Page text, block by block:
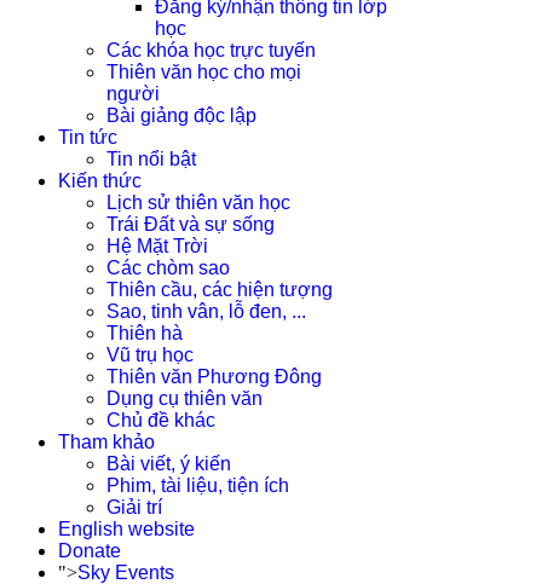
Đăng ký/nhận thông tin lớp
học
Các khóa học trực tuyến
Thiên văn học cho mọi
người
Bài giảng độc lập
Tin tức
Tin nổi bật
Kiến thức
Lịch sử thiên văn học
Trái Đất và sự sống
Hệ Mặt Trời
Các chòm sao
Thiên cầu, các hiện tượng
Sao, tinh vân, lỗ đen, ...
Thiên hà
Vũ trụ học
Thiên văn Phương Đông
Dụng cụ thiên văn
Chủ đề khác
Tham khảo
Bài viết, ý kiến
Phim, tài liệu, tiện ích
Giải trí
English website
Donate
">Sky Events